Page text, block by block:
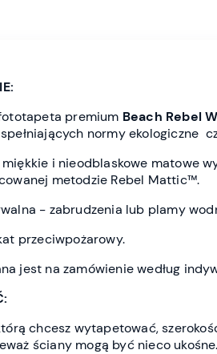
premium Beach Rebel
normy ekologiczne
i nieodblaskowe matowe
metodzie Rebel Mattic™.
- zabrudzenia lub plamy
przeciwpożarowy.
jest na zamówienie według
chcesz wytapetować,
ściany mogą być nieco ukośne.